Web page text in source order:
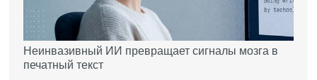
Неинвазивный ИИ превращает сигналы мозга в
печатный текст